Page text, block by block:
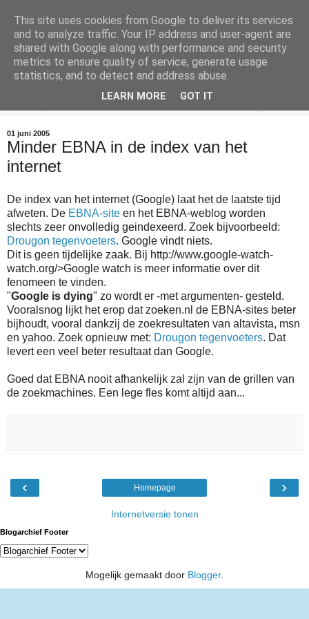
Empty Bottle News
Wat vind je in een lege fles?
01 juni 2005
Minder EBNA in de index van het
internet
De index van het internet (Google) laat het de laatste tijd
afweten. De EBNA-site en het EBNA-weblog worden
slechts zeer onvolledig geindexeerd. Zoek bijvoorbeeld:
Drougon tegenvoeters. Google vindt niets.
Dit is geen tijdelijke zaak. Bij http://www.google-watch-
watch.org/>Google watch is meer informatie over dit
fenomeen te vinden.
"Google is dying" zo wordt er -met argumenten- gesteld.
Vooralsnog lijkt het erop datzoeken.nl de EBNA-sites beter
bijhoudt, vooral dankzij de zoekresultaten van altavista, msn
en yahoo. Zoek opnieuw met: Drougon tegenvoeters. Dat
levert een veel beter resultaat dan Google.
Goed dat EBNA nooit afhankelijk zal zijn van de grillen van
de zoekmachines. Een lege fles komt altijd aan...
‹ ›
Homepage
Internetversie tonen
Blogarchief Footer
Mogelijk gemaakt door Blogger.
This site uses cookies from Google to deliver its services
and to analyze traffic. Your IP address and user-agent are
shared with Google along with performance and security
metrics to ensure quality of service, generate usage
statistics, and to detect and address abuse.
LEARN MORE GOT IT